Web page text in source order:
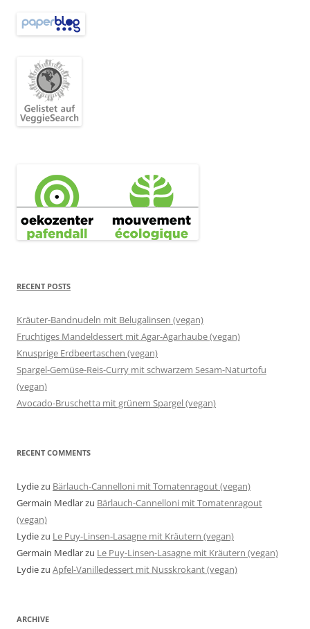
RECENT POSTS
Kräuter-Bandnudeln mit Belugalinsen (vegan)
Fruchtiges Mandeldessert mit Agar-Agarhaube (vegan)
Knusprige Erdbeertaschen (vegan)
Spargel-Gemüse-Reis-Curry mit schwarzem Sesam-Naturtofu
(vegan)
Avocado-Bruschetta mit grünem Spargel (vegan)
RECENT COMMENTS
Lydiezu Bärlauch-Cannelloni mit Tomatenragout (vegan)
Germain Medlarzu Bärlauch-Cannelloni mit Tomatenragout
(vegan)
Lydiezu Le Puy-Linsen-Lasagne mit Kräutern (vegan)
Germain Medlarzu Le Puy-Linsen-Lasagne mit Kräutern (vegan)
Lydiezu Apfel-Vanilledessert mit Nusskrokant (vegan)
ARCHIVE